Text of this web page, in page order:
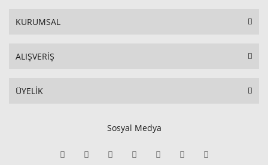
KURUMSAL
ALIŞVERİŞ
ÜYELİK
Sosyal Medya